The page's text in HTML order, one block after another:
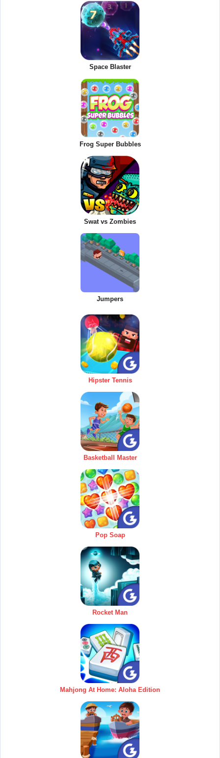
Space Blaster
Frog Super Bubbles
Swat vs Zombies
Jumpers
Hipster Tennis
Basketball Master
Pop Soap
Rocket Man
Mahjong At Home: Aloha Edition